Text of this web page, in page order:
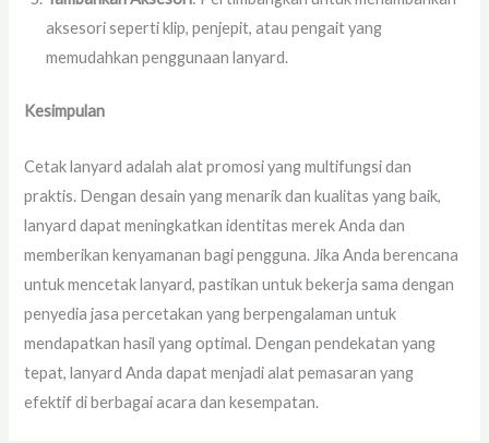
aksesori seperti klip, penjepit, atau pengait yang
memudahkan penggunaan lanyard.
Kesimpulan
Cetak lanyard adalah alat promosi yang multifungsi dan
praktis. Dengan desain yang menarik dan kualitas yang baik,
lanyard dapat meningkatkan identitas merek Anda dan
memberikan kenyamanan bagi pengguna. Jika Anda berencana
untuk mencetak lanyard, pastikan untuk bekerja sama dengan
penyedia jasa percetakan yang berpengalaman untuk
mendapatkan hasil yang optimal. Dengan pendekatan yang
tepat, lanyard Anda dapat menjadi alat pemasaran yang
efektif di berbagai acara dan kesempatan.